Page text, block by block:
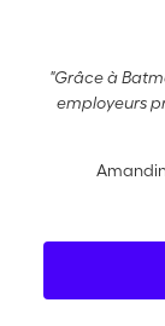
"Grâce à
employeurs